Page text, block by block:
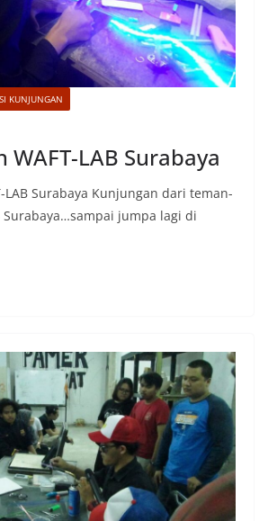
KUNJUNGAN
WAFT-LAB Surabaya
LAB Surabaya Kunjungan dari teman-
Surabaya…sampai jumpa lagi di